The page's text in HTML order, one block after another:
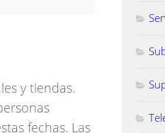
y tiendas.
fechas. Las